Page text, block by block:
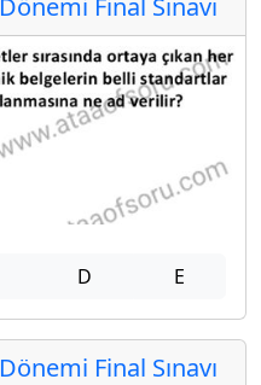
Final Sınavı
D E
Final Sınavı